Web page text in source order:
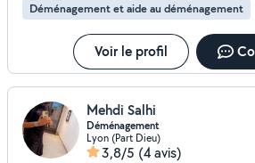
Déménagement et aide au déménagement
Voir le profil
Mehdi Salhi
Déménagement
Lyon (Part Dieu)
3,8/5 (4 avis)